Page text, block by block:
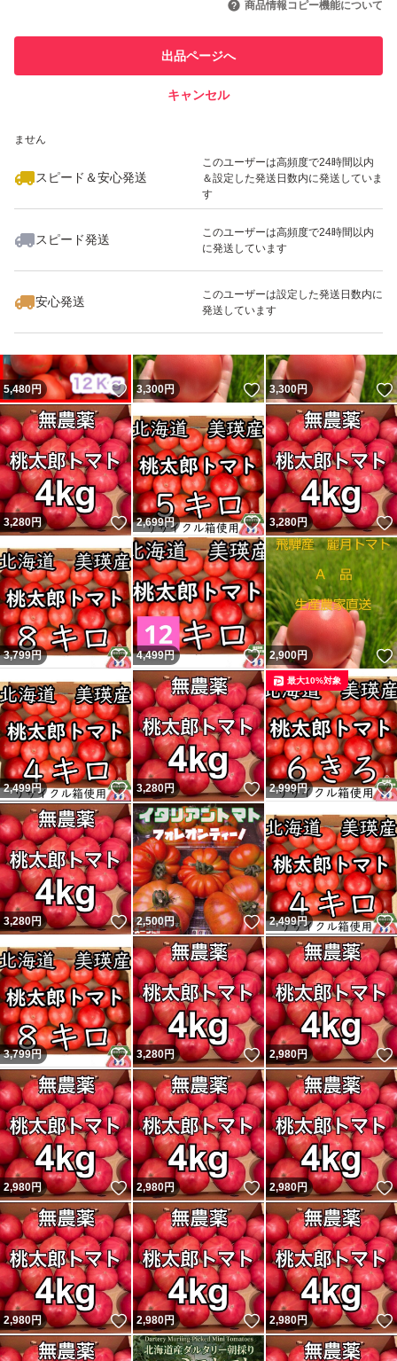
での取引実績があります
ません
スピード＆安心発送
このユーザーは高頻度で24時間以内
＆設定した発送日数内に発送していま
す
スピード発送
このユーザーは高頻度で24時間以内
に発送しています
安心発送
このユーザーは設定した発送日数内に
発送しています
商品情報コピー機能について
出品ページへ
キャンセル
いいね！
3,700
5,480円 いいね！
3,300円 いいね！
3,300円
3,280円 いいね！
2,699円 いいね！
3,280円
3,799円 いいね！
4,499円 いいね！
2,900円
2,499円 いいね！
3,280円 いいね！
2,999円
最大10%対象
3,280円 いいね！
2,500円 いいね！
2,499円
3,799円 いいね！
3,280円 いいね！
2,980円
2,980円 いいね！
2,980円 いいね！
2,980円
2,980円 いいね！
2,980円 いいね！
2,980円